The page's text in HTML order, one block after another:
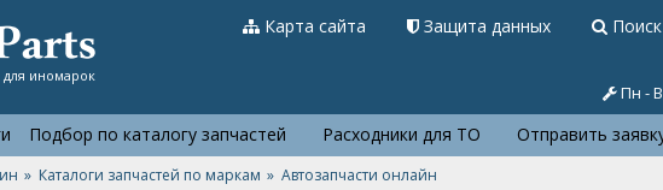
для иномарок
Карта сайта Защита данных
Пн -
Подбор по каталогу запчастей Расходники для ТО Отправить
Каталоги запчастей по маркам Автозапчасти онлайн